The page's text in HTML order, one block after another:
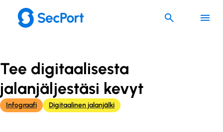
sisältöön
Tee digitaalisesta
jalanjäljestäsi kevyt
Infograafi Digitaalinen jalanjälki